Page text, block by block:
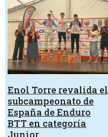
Enol Torre revalida el
subcampeonato de
España de Enduro
BTT en categoría